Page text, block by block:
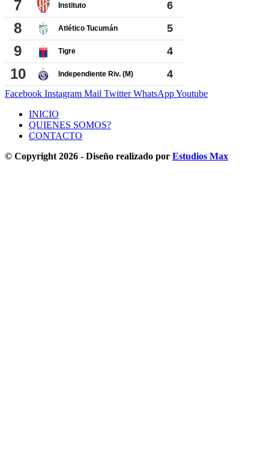
Facebook Instagram Mail Twitter WhatsAppYoutube
INICIO
QUIENES SOMOS?
CONTACTO
© Copyright 2026 - Diseño realizado por Estudios Max